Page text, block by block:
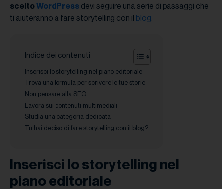
sceltoWordPress devi seguire una serie di passaggi che
ti aiuteranno a fare storytelling con il blog.
Indice dei contenuti
Inserisci lo storytelling nel piano editoriale
Trova una formula per scrivere le tue storie
Non pensare alla SEO
Lavora sui contenuti multimediali
Studia una categoria dedicata
Tu hai deciso di fare storytelling con il blog?
Inserisci lo storytelling nel
piano editoriale